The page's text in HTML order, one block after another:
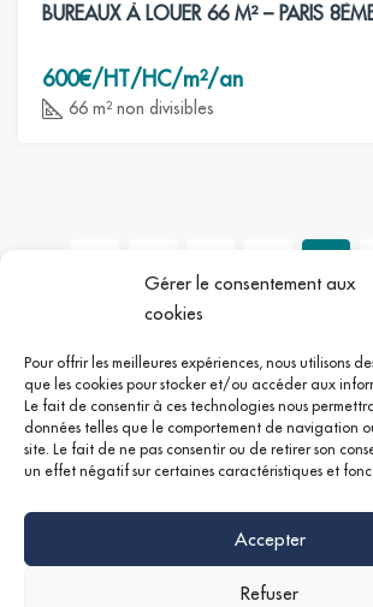
Gérer le consentement aux
cookies
Pour offrir les meilleures expériences, nous utilisons
que les cookies pour stocker et/ou accéder aux
Le fait de consentir à ces technologies nous
données telles que le comportement de navigation
site. Le fait de ne pas consentir ou de retirer son
un effet négatif sur certaines caractéristiques et
Accepter
Refuser
BUREAUX À LOUER 66 M² – PARIS
600€/HT/HC/m²/an
66 m² non divisibles
Google + Linkedin